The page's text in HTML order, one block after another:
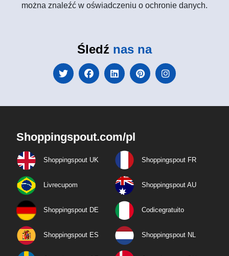
można znaleźć w oświadczeniu o ochronie danych.
Śledź nas na
Shoppingspout.com/pl
Shoppingspout UK Shoppingspout FR
Livrecupom Shoppingspout AU
Shoppingspout DE Codicegratuito
Shoppingspout ES Shoppingspout NL